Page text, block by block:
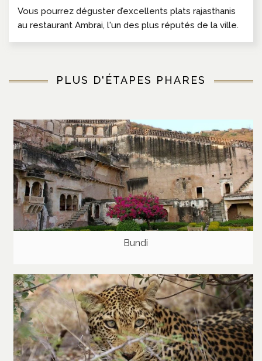
Vous pourrez déguster d’excellents plats rajasthanis
au restaurant Ambrai, l'un des plus réputés de la ville.
PLUS D'ÉTAPES PHARES
Bundi